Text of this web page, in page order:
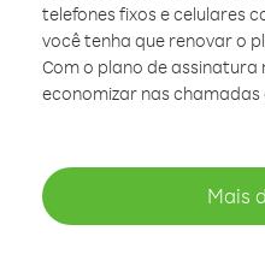
telefones fixos e celulares
você tenha que renovar o
Com o plano de assinatura
economizar nas chamadas
Mais